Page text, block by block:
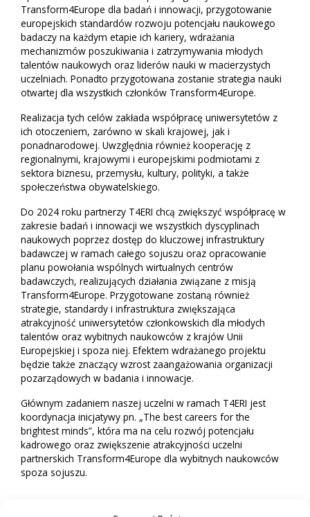
Transform4Europe dla badań i innowacji, przygotowanie
europejskich standardów rozwoju potencjału naukowego
badaczy na każdym etapie ich kariery, wdrażania
mechanizmów poszukiwania i zatrzymywania młodych
talentów naukowych oraz liderów nauki w macierzystych
uczelniach. Ponadto przygotowana zostanie strategia nauki
otwartej dla wszystkich członków Transform4Europe.
Realizacja tych celów zakłada współpracę uniwersytetów z
ich otoczeniem, zarówno w skali krajowej, jak i
ponadnarodowej. Uwzględnia również kooperację z
regionalnymi, krajowymi i europejskimi podmiotami z
sektora biznesu, przemysłu, kultury, polityki, a także
społeczeństwa obywatelskiego.
Do 2024 roku partnerzy T4ERI chcą zwiększyć współpracę w
zakresie badań i innowacji we wszystkich dyscyplinach
naukowych poprzez dostęp do kluczowej infrastruktury
badawczej w ramach całego sojuszu oraz opracowanie
planu powołania wspólnych wirtualnych centrów
badawczych, realizujących działania związane z misją
Transform4Europe. Przygotowane zostaną również
strategie, standardy i infrastruktura zwiększająca
atrakcyjność uniwersytetów członkowskich dla młodych
talentów oraz wybitnych naukowców z krajów Unii
Europejskiej i spoza niej. Efektem wdrażanego projektu
będzie także znaczący wzrost zaangażowania organizacji
pozarządowych w badania i innowacje.
Głównym zadaniem naszej uczelni w ramach T4ERI jest
koordynacja inicjatywy pn. „The best careers for the
brightest minds”, która ma na celu rozwój potencjału
kadrowego oraz zwiększenie atrakcyjności uczelni
partnerskich Transform4Europe dla wybitnych naukowców
spoza sojuszu.